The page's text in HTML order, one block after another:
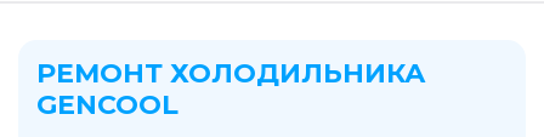
РЕМОНТ ХОЛОДИЛЬНИКА
GENCOOL